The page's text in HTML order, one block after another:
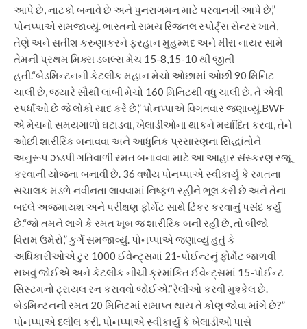
આપે છે, નાટકો બનાવે છે અને પુનરાગમન માટે પરવાનગી આપે છે,”
પોનપ્પાએ સમજાવ્યું.ભારતનો સમય રિજનલ સ્પોર્ટ્સ સેન્ટર ખાતે,
તેણે અને સતીશ કરુણાકરને ફરહાન મુહમ્મદ અને મીરા નાયર સામે
તેમની પ્રથમ મિક્સ ડબલ્સ મેચ 15-8,15-10 થી જીતી
હતી.“બેડમિન્ટનની કેટલીક મહાન મેચો ઓછામાં ઓછી 90 મિનિટ
ચાલી છે, જ્યારે સૌથી લાંબી મેચો 160 મિનિટથી વધુ ચાલી છે. તે એવી
સ્પર્ધાઓ છે જે લોકો યાદ કરે છે,” પોનપ્પાએ વિગતવાર જણાવ્યું.BWF
એ મેચનો સમયગાળો ઘટાડવા, ખેલાડીઓના થાકને મર્યાદિત કરવા, તેને
ઓછી શારીરિક બનાવવા અને આધુનિક પ્રસારણના સિદ્ધાંતોને
અનુરૂપ ઝડપી ગતિવાળી રમત બનાવવા માટે આ આહાર સંસ્કરણ રજૂ
કરવાની યોજના બનાવી છે. 36 વર્ષીય પોનપ્પાએ સ્વીકાર્યું કે રમતના
સંચાલક મંડળે નવીનતા લાવવામાં નિષ્ફળ રહીને ભૂલ કરી છે અને તેના
બદલે અજમાયશ અને પરીક્ષણ ફોર્મેટ સાથે ટિંકર કરવાનું પસંદ કર્યું
છે.“જો તમને લાગે કે રમત ખૂબ જ શારીરિક બની રહી છે, તો બીજો
વિરામ ઉમેરો,” કુર્ગે સમજાવ્યું.પોનપ્પાએ જણાવ્યું હતું કે
અધિકારીઓએ ટુર 1000 ઈવેન્ટ્સમાં 21-પોઈન્ટનું ફોર્મેટ જાળવી
રાખવું જોઈએ અને કેટલીક નીચી ક્રમાંકિત ઈવેન્ટ્સમાં 15-પોઈન્ટ
સિસ્ટમનો ટ્રાયલ રન કરાવવો જોઈએ.“રેલીઓ કરવી મુશ્કેલ છે.
બેડમિન્ટનની રમત 20 મિનિટમાં સમાપ્ત થાય તે કોણ જોવા માંગે છે?”
પોનપ્પાએ દલીલ કરી.પોનપ્પાએ સ્વીકાર્યું કે ખેલાડીઓ પાસે